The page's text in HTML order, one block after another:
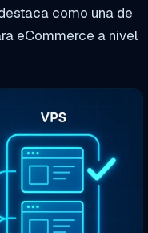
como una de
eCommerce a nivel